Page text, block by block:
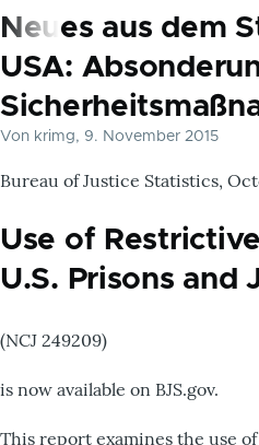
Neues aus dem
USA:
Von krimg, 9. November 2015
Bureau of Justice Statistics,
Use of
U.S. Prisons and
(NCJ 249209)
is now available on BJS.gov.
This report examines the use